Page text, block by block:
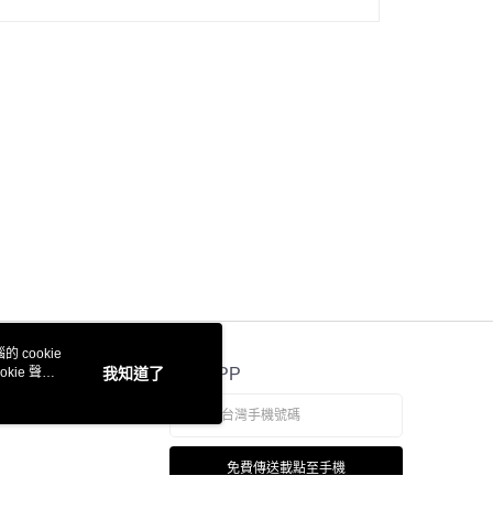
官方APP
免費傳送載點至手機
的 cookie
聲明
我知道了